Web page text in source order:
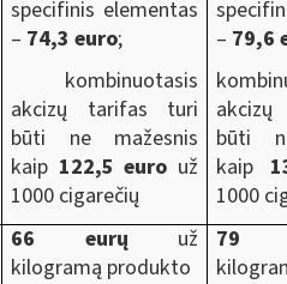
specifinis elementas
– 74,3 euro;
kombinuotasis
akcizų tarifas turi
būti ne mažesnis
kaip 122,5 euro už
1000 cigarečių
– 79,6
būti
kaip
1000
66 eurų už
kilogramą produkto
79